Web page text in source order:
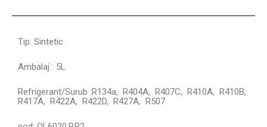
Tip: Sintetic
Ambalaj : 5L
Refrigerant/Surub :R134a, R404A, R407C, R410A, R410B,
R417A, R422A, R422D, R427A, R507